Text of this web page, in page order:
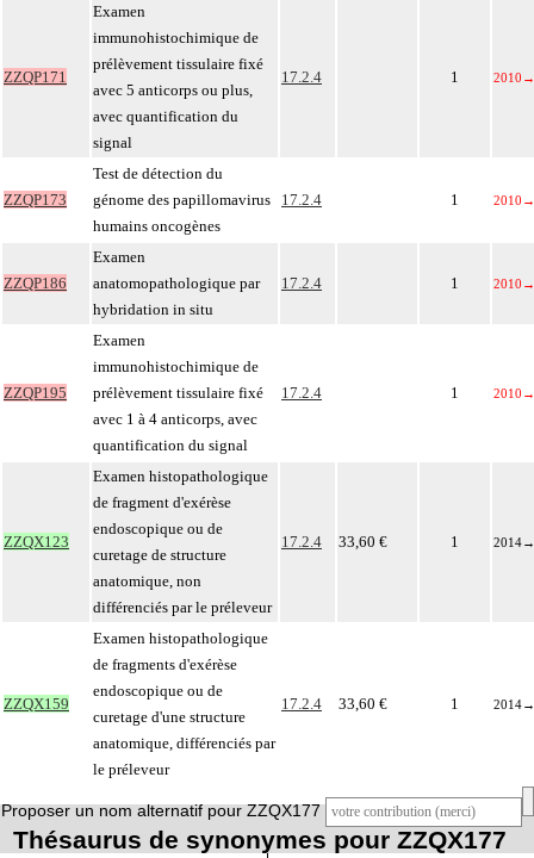
ZZQP171
Examen
immunohistochimique de
prélèvement tissulaire fixé
avec 5 anticorps ou plus,
avec quantification du
signal
17.2.4 1 2010 →
ZZQP173
Test de détection du
génome des papillomavirus
humains oncogènes
17.2.4 1 2010 →
ZZQP186
Examen
anatomopathologique par
hybridation in situ
17.2.4 1 2010 →
ZZQP195
Examen
immunohistochimique de
prélèvement tissulaire fixé
avec 1 à 4 anticorps, avec
quantification du signal
17.2.4 1 2010 →
ZZQX123
Examen histopathologique
de fragment d'exérèse
endoscopique ou de
curetage de structure
anatomique, non
différenciés par le préleveur
17.2.4 33,60 € 1 2014→
ZZQX159
Examen histopathologique
de fragments d'exérèse
endoscopique ou de
curetage d'une structure
anatomique, différenciés par
le préleveur
17.2.4 33,60 € 1 2014→
Proposer un nom alternatif pour ZZQX177
Thésaurus de synonymes pour ZZQX177